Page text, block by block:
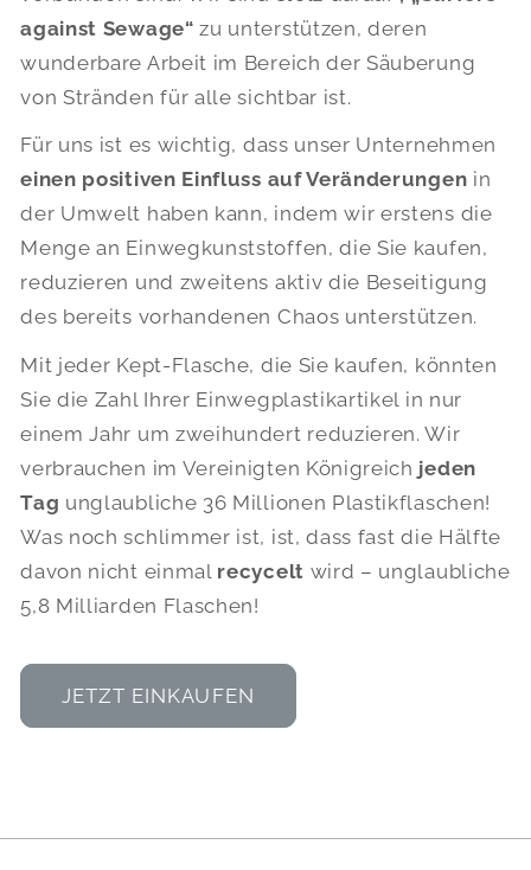
against Sewage“ zu unterstützen, deren
wunderbare Arbeit im Bereich der Säuberung
von Stränden für alle sichtbar ist.
Für uns ist es wichtig, dass unser Unternehmen
einen positiven Einfluss auf Veränderungen in
der Umwelt haben kann, indem wir erstens die
Menge an Einwegkunststoffen, die Sie kaufen,
reduzieren und zweitens aktiv die Beseitigung
des bereits vorhandenen Chaos unterstützen.
Mit jeder Kept-Flasche, die Sie kaufen, könnten
Sie die Zahl Ihrer Einwegplastikartikel in nur
einem Jahr um zweihundert reduzieren. Wir
verbrauchen im Vereinigten Königreich jeden
Tag unglaubliche 36 Millionen Plastikflaschen!
Was noch schlimmer ist, ist, dass fast die Hälfte
davon nicht einmal recycelt wird – unglaubliche
5,8 Milliarden Flaschen!
JETZT EINKAUFEN